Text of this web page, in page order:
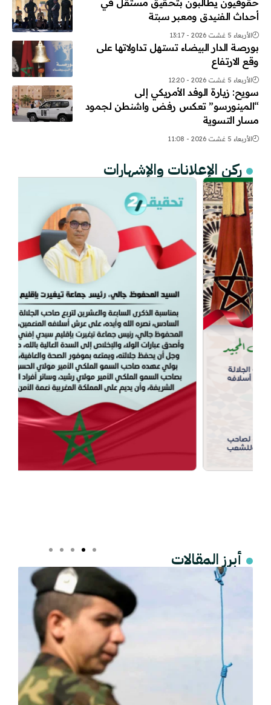
أحداث الفنيدق ومعبر سبتة
الأربعاء 5 غشت 2026 - 13:17
بورصة الدار البيضاء تستهل تداولاتها على
وقع الارتفاع
الأربعاء 5 غشت 2026 - 12:20
سويح: زيارة الوفد الأمريكي إلى
“المينورسو” تعكس رفض واشنطن لجمود
مسار التسوية
الأربعاء 5 غشت 2026 - 11:08
ركن الإعلانات والإشهارات
أبرز المقالات